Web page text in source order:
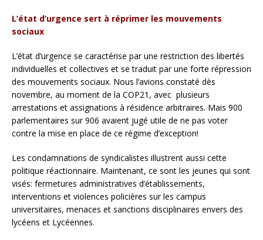
L’état d’urgence sert à réprimer les mouvements
sociaux
L’état d’urgence se caractérise par une restriction des libertés
individuelles et collectives et se traduit par une forte répression
des mouvements sociaux. Nous l’avions constaté dès
novembre, au moment de la COP21, avec plusieurs
arrestations et assignations à résidence arbitraires. Mais 900
parlementaires sur 906 avaient jugé utile de ne pas voter
contre la mise en place de ce régime d’exception!
Les condamnations de syndicalistes illustrent aussi cette
politique réactionnaire. Maintenant, ce sont les jeunes qui sont
visés: fermetures administratives d’établissements,
interventions et violences policières sur les campus
universitaires, menaces et sanctions disciplinaires envers des
lycéens et Lycéennes.